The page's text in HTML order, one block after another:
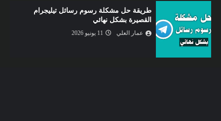
الربح من الإنترنت عبر استخدام طريقة جديدة و
سهلة للغاية
عمار العلي 09 يونيو 2026